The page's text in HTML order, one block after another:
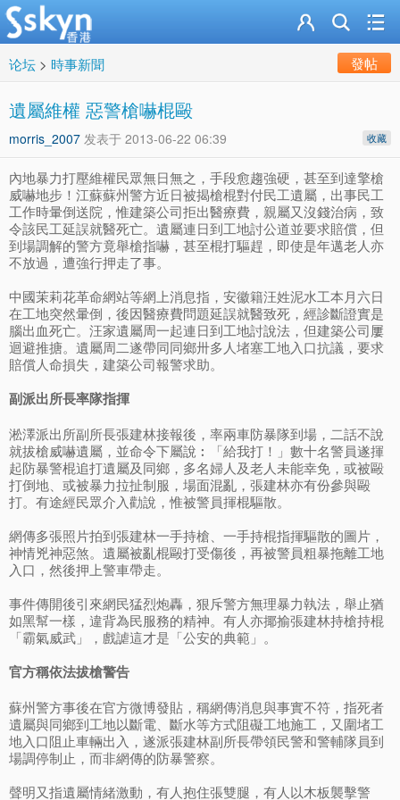
论坛 > 時事新聞 發帖
遺屬維權 惡警槍嚇棍毆
收藏
morris_2007 发表于 2013-06-22 06:39
內地暴力打壓維權民眾無日無之，手段愈趨強硬，甚至到達擎槍
威嚇地步！江蘇蘇州警方近日被揭槍棍對付民工遺屬，出事民工
工作時暈倒送院，惟建築公司拒出醫療費，親屬又沒錢治病，致
令該民工延誤就醫死亡。遺屬連日到工地討公道並要求賠償，但
到場調解的警方竟舉槍指嚇，甚至棍打驅趕，即使是年邁老人亦
不放過，遭強行押走了事。
中國茉莉花革命網站等網上消息指，安徽籍汪姓泥水工本月六日
在工地突然暈倒，後因醫療費問題延誤就醫致死，經診斷證實是
腦出血死亡。汪家遺屬周一起連日到工地討說法，但建築公司屢
迴避推搪。遺屬周二遂帶同同鄉卅多人堵塞工地入口抗議，要求
賠償人命損失，建築公司報警求助。
副派出所長率隊指揮
淞澤派出所副所長張建林接報後，率兩車防暴隊到場，二話不說
就拔槍威嚇遺屬，並命令下屬說︰「給我打！」數十名警員遂揮
起防暴警棍追打遺屬及同鄉，多名婦人及老人未能幸免，或被毆
打倒地、或被暴力拉扯制服，場面混亂，張建林亦有份參與毆
打。有途經民眾介入勸說，惟被警員揮棍驅散。
網傳多張照片拍到張建林一手持槍、一手持棍指揮驅散的圖片，
神情兇神惡煞。遺屬被亂棍毆打受傷後，再被警員粗暴拖離工地
入口，然後押上警車帶走。
事件傳開後引來網民猛烈炮轟，狠斥警方無理暴力執法，舉止猶
如黑幫一樣，違背為民服務的精神。有人亦揶揄張建林持槍持棍
「霸氣威武」，戲謔這才是「公安的典範」。
官方稱依法拔槍警告
蘇州警方事後在官方微博發貼，稱網傳消息與事實不符，指死者
遺屬與同鄉到工地以斷電、斷水等方式阻礙工地施工，又圍堵工
地入口阻止車輛出入，遂派張建林副所長帶領民警和警輔隊員到
場調停制止，而非網傳的防暴警察。
聲明又指遺屬情緒激動，有人抱住張雙腿，有人以木板襲擊警